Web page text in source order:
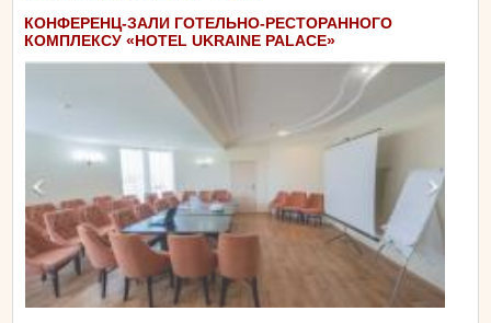
КОНФЕРЕНЦ-ЗАЛИ ГОТЕЛЬНО-РЕСТОРАННОГО
КОМПЛЕКСУ «HOTEL UKRAINE PALACE»